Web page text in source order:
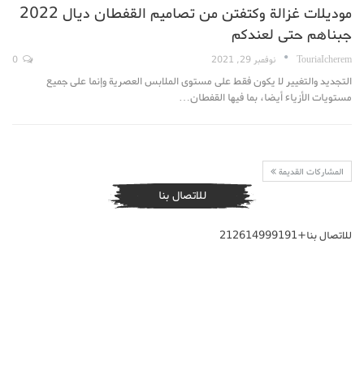
موديلات غزالة وكتفتن من تصاميم القفطان ديال 2022
جبناهم حتى لعندكم
TouriaIcherem نوفمبر 29, 2021
التجديد والتغيير لا يكون فقط على مستوى الملابس العصرية وإنما على جميع
مستويات الأزياء أيضا، بما فيها القفطان…
المشاركات القديمة
للاتصال بنا
للاتصال بنا+212614999191